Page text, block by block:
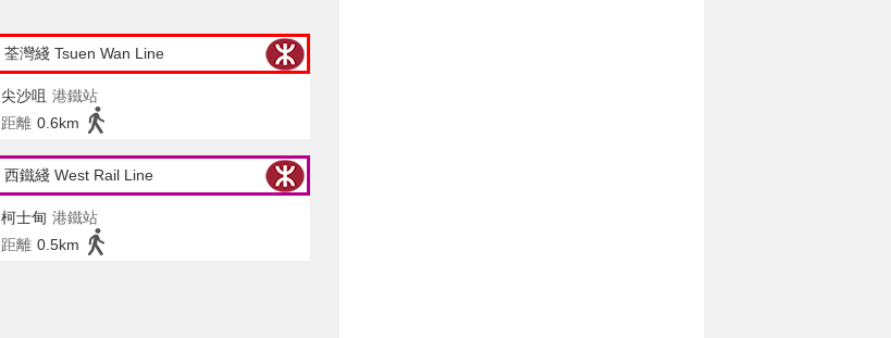
荃灣綫 Tsuen Wan Line
尖沙咀 港鐵站
距離 0.6km
西鐵綫 West Rail Line
柯士甸 港鐵站
距離 0.5km